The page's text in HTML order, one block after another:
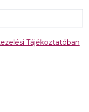
Tájékoztatóban